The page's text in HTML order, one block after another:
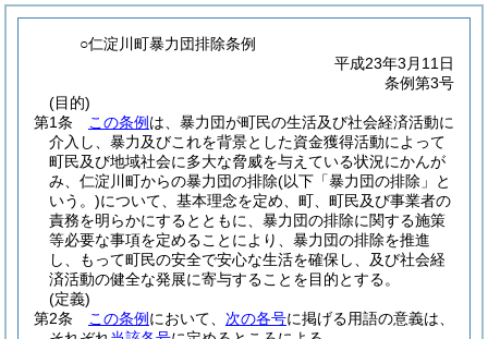
○仁淀川町暴力団排除条例
平成23年3月11日
条例第3号
(目的)
第1条
この条例 は、暴力団が町民の生活及び社会経済活動に
介入し、暴力及びこれを背景とした資金獲得活動によって
町民及び地域社会に多大な脅威を与えている状況にかんが
み、仁淀川町からの暴力団の排除(以下「暴力団の排除」と
いう。)について、基本理念を定め、町、町民及び事業者の
責務を明らかにするとともに、暴力団の排除に関する施策
等必要な事項を定めることにより、暴力団の排除を推進
し、もって町民の安全で安心な生活を確保し、及び社会経
済活動の健全な発展に寄与することを目的とする。
(定義)
第2条
この条例 において、 次の各号に掲げる用語の意義は、